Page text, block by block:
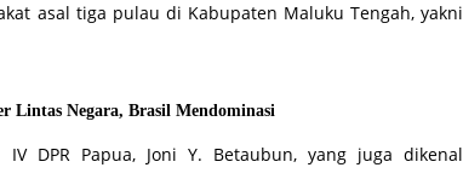
asal tiga pulau di Kabupaten Maluku Tengah, yakni
Lintas Negara, Brasil Mendominasi
IV DPR Papua, Joni Y. Betaubun, yang juga dikenal